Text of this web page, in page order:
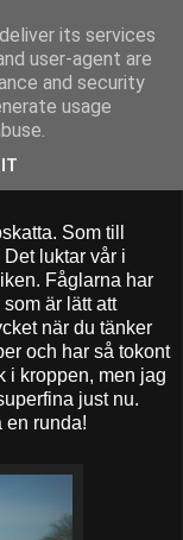
Som till
luktar vår i
Fåglarna har
är lätt att
när du tänker
och har så tokont
i kroppen, men jag
just nu.
en runda!
its services
user-agent are
and security
usage